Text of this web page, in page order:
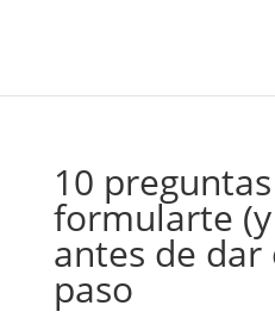
10
formularte
antes de
paso